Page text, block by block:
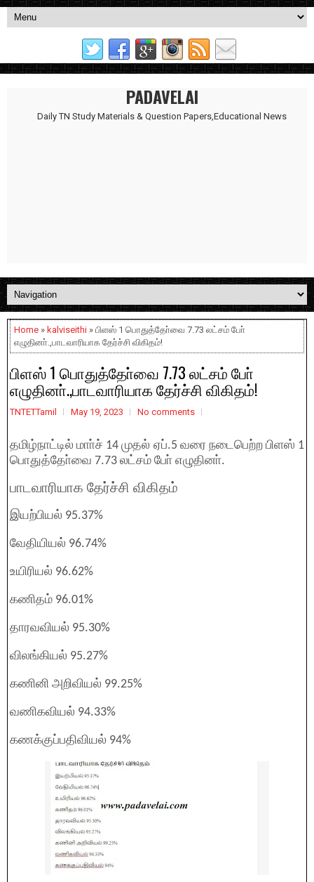
PADAVELAI
Daily TN Study Materials & Question Papers,Educational News
Home » kalviseithi » பிளஸ் 1 பொதுத்தோ்வை 7.73 லட்சம் போ்
எழுதினா்.,பாடவாரியாக தேர்ச்சி விகிதம்!
பிளஸ் 1 பொதுத்தோ்வை 7.73 லட்சம் போ்
எழுதினா்.,பாடவாரியாக தேர்ச்சி விகிதம்!
TNTETTamil May 19, 2023 No comments
தமிழ்நாட்டில் மாா்ச் 14 முதல் ஏப்.5 வரை நடைபெற்ற பிளஸ் 1
பொதுத்தோ்வை 7.73 லட்சம் போ் எழுதினா்.
பாடவாரியாக தேர்ச்சி விகிதம்
இயற்பியல் 95.37%
வேதியியல் 96.74%
உயிரியல் 96.62%
கணிதம் 96.01%
தாரவவியல் 95.30%
விலங்கியல் 95.27%
கணினி அறிவியல் 99.25%
வணிகவியல் 94.33%
கணக்குப்பதிவியல் 94%